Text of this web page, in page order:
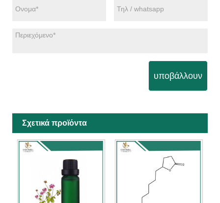
υποβάλλουν
Σχετικά προϊόντα